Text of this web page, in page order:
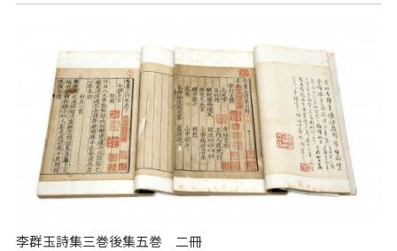
李群玉詩集三巻後集五巻 二冊